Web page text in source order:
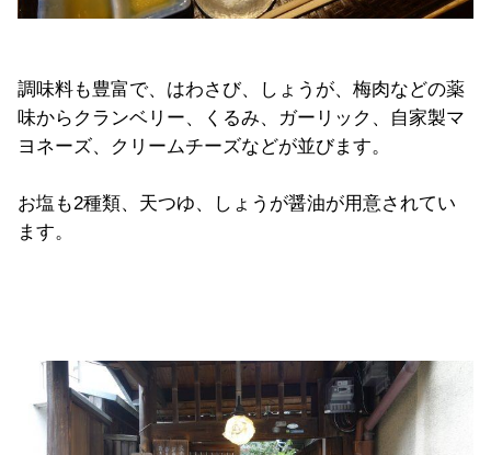
調味料も豊富で、はわさび、しょうが、梅肉などの薬
味からクランベリー、くるみ、ガーリック、自家製マ
ヨネーズ、クリームチーズなどが並びます。
お塩も2種類、天つゆ、しょうが醤油が用意されてい
ます。